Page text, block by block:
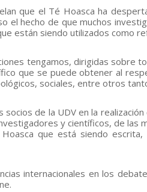
que el Té Hoasca ha
el hecho de que muchos
están siendo utilizados como
tengamos, dirigidas sobre
que se puede obtener al
sociales, entre otros
de la UDV en la
y científicos, de las
que está siendo escrita,
internacionales en los